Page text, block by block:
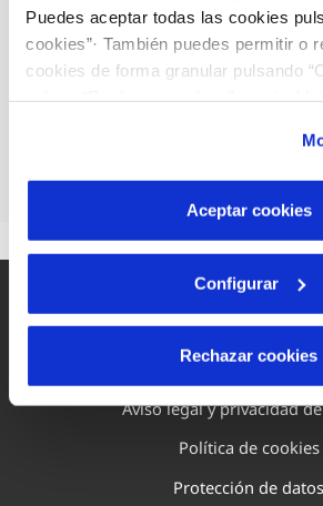
Puedes aceptar todas las cookies
cookies”· También puedes permitir o
cookies de forma granular pulsando
son indispensables para que el sitio
por tanto no se pueden desactivar.
más información en nuestraPolítica
Aceptar cookies
Configurar
Rechazar cookies
submarinos, tratando siempre
sistemas naturales. Para
medio natural en buenas
Mapa Web
Aviso legal y privacidad
Política de cookies
Protección de datos